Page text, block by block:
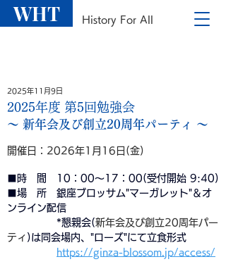
WHT History For All
2025年11月9日
2025年度 第5回勉強会
〜 新年会及び創立20周年パーティ 〜
開催日：2026年1月16日(金)
■時　間　10：00～17：00(受付開始 9:40)
■場　所　銀座ブロッサム"マーガレット"＆オ
ンライン配信
*懇親会(新年会及び創立20周年パー
ティ )は同会場内、"ローズ"にて立食形式
https://ginza-blossom.jp/access/